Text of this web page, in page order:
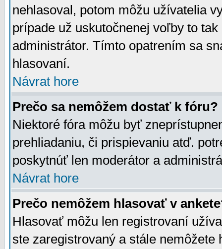
nehlasoval, potom môžu užívatelia
prípade už uskutočnenej voľby to
administrátor. Tímto opatrením sa
hlasovaní.
Návrat hore
Prečo sa nemôžem dostať k fóru?
Niektoré fóra môžu byť
prehliadaniu, či prispievaniu atď.
poskytnúť len moderátor a
Návrat hore
Prečo nemôžem hlasovať v
Hlasovať môžu len registrovaní
ste zaregistrovaný a stále